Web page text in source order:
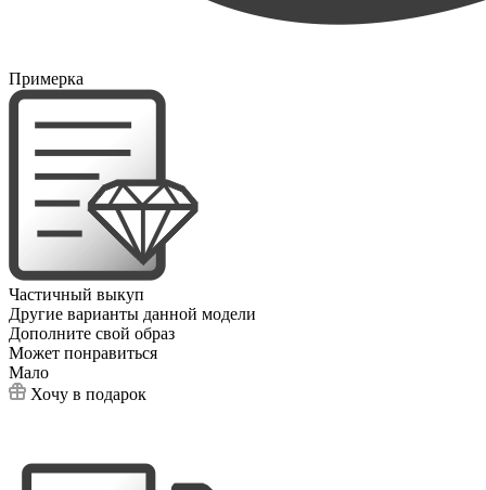
Примерка
Частичный выкуп
Другие варианты данной модели
Дополните свой образ
Может понравиться
Мало
Хочу в подарок